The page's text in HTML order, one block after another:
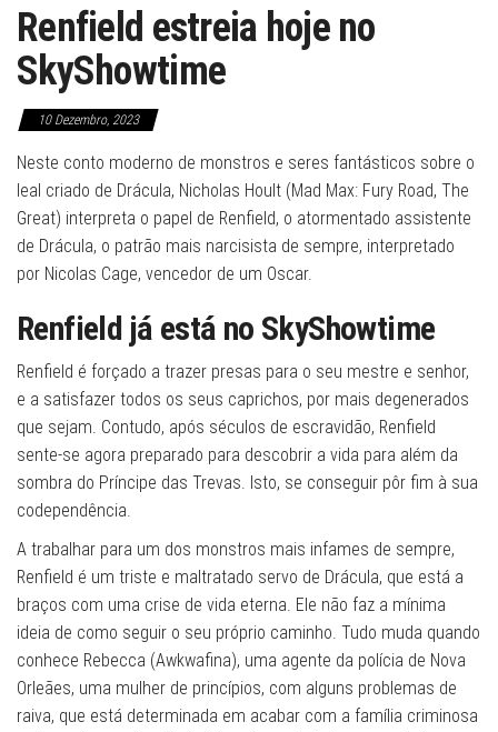
Renfield estreia hoje no
SkyShowtime
10 Dezembro, 2023
Neste conto moderno de monstros e seres fantásticos sobre o
leal criado de Drácula, Nicholas Hoult (Mad Max: Fury Road, The
Great) interpreta o papel de Renfield, o atormentado assistente
de Drácula, o patrão mais narcisista de sempre, interpretado
por Nicolas Cage, vencedor de um Oscar.
Renfield já está no SkyShowtime
Renfield é forçado a trazer presas para o seu mestre e senhor,
e a satisfazer todos os seus caprichos, por mais degenerados
que sejam. Contudo, após séculos de escravidão, Renfield
sente-se agora preparado para descobrir a vida para além da
sombra do Príncipe das Trevas. Isto, se conseguir pôr fim à sua
codependência.
A trabalhar para um dos monstros mais infames de sempre,
Renfield é um triste e maltratado servo de Drácula, que está a
braços com uma crise de vida eterna. Ele não faz a mínima
ideia de como seguir o seu próprio caminho. Tudo muda quando
conhece Rebecca (Awkwafina), uma agente da polícia de Nova
Orleães, uma mulher de princípios, com alguns problemas de
raiva, que está determinada em acabar com a família criminosa